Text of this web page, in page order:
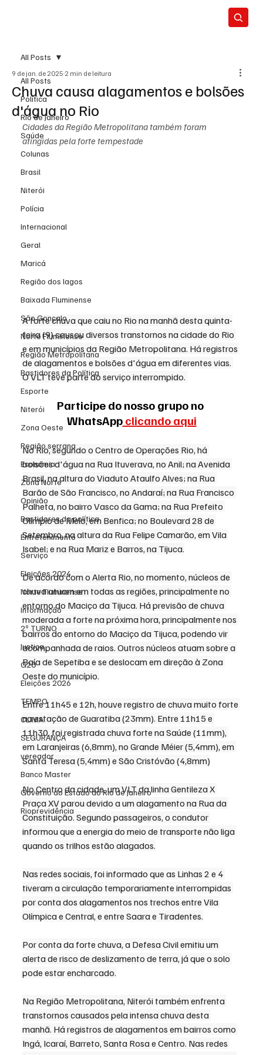
All Posts
Política
Rio de Janeiro
Saúde
Colunas
Brasil
Niterói
Polícia
Internacional
Geral
Maricá
Região dos lagos
Baixada Fluminense
São Gonçalo
Norte Fluminense
Região Metropolitana
Bastidores da Política
Esporte
Niterói
Zona Oeste
Região serrana
Economia
Zona Norte
Opinião
Bastidores da política
Entretenimento
Serviço
Eleições 2024
Norte Fluminense
Informação
2º TURNO
Justiça
G20
Eleições 2026
TEMPO
CLIMA
SEGURANÇA
vereador
Banco Master
Governo do Estado do Rio de Janeiro
Rioprevidência
All Posts
Chuva causa alagamentos e bolsões
d'água no Rio
9 de jan. de 2025 2 min de leitura
Cidades da Região Metropolitana também foram
atingidas pela forte tempestade
A forte chuva que caiu no Rio na manhã desta quinta-
feira (9) causou diversos transtornos na cidade do Rio
e em municípios da Região Metropolitana. Há registros
de alagamentos e bolsões d'água em diferentes vias.
O VLT teve parte do serviço interrompido.
Participe do nosso grupo no
WhatsApp clicando aqui
No Rio, segundo o Centro de Operações Rio, há
bolsões d'água na Rua Ituverava, no Anil; na Avenida
Brasil, na altura do Viaduto Ataulfo Alves; na Rua
Barão de São Francisco, no Andaraí; na Rua Francisco
Palheta, no bairro Vasco da Gama; na Rua Prefeito
Olímpio de Melo, em Benfica; no Boulevard 28 de
Setembro, na altura da Rua Felipe Camarão, em Vila
Isabel; e na Rua Mariz e Barros, na Tijuca.
De acordo com o Alerta Rio, no momento, núcleos de
chuva atuam em todas as regiões, principalmente no
entorno do Maciço da Tijuca. Há previsão de chuva
moderada a forte na próxima hora, principalmente nos
bairros do entorno do Maciço da Tijuca, podendo vir
acompanhada de raios. Outros núcleos atuam sobre a
Baía de Sepetiba e se deslocam em direção à Zona
Oeste do município.
Entre 11h45 e 12h, houve registro de chuva muito forte
na estação de Guaratiba (23mm). Entre 11h15 e
11h30, foi registrada chuva forte na Saúde (11mm),
em Laranjeiras (6,8mm), no Grande Méier (5,4mm), em
Santa Teresa (5,4mm) e São Cristóvão (4,8mm)
No Centro da cidade, um VLT da linha Gentileza X
Praça XV parou devido a um alagamento na Rua da
Constituição. Segundo passageiros, o condutor
informou que a energia do meio de transporte não liga
quando os trilhos estão alagados.
Nas redes sociais, foi informado que as Linhas 2 e 4
tiveram a circulação temporariamente interrompidas
por conta dos alagamentos nos trechos entre Vila
Olímpica e Central, e entre Saara e Tiradentes.
Por conta da forte chuva, a Defesa Civil emitiu um
alerta de risco de deslizamento de terra, já que o solo
pode estar encharcado.
Na Região Metropolitana, Niterói também enfrenta
transtornos causados pela intensa chuva desta
manhã. Há registros de alagamentos em bairros como
Ingá, Icaraí, Barreto, Santa Rosa e Centro. Nas redes